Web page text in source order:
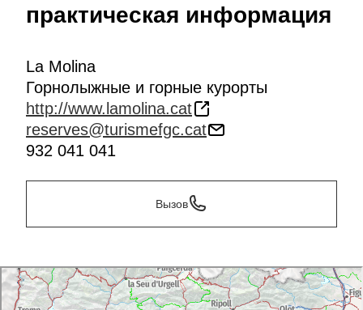
практическая информация
La Molina
Горнолыжные и горные курорты
http://www.lamolina.cat
reserves@turismefgc.cat
932 041 041
Вызов